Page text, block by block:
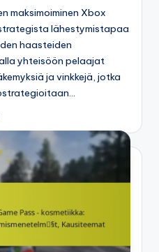
maksimoiminen Xbox
lähestymistapaa
haasteiden
yhteisöön pelaajat
ja vinkkejä, jotka